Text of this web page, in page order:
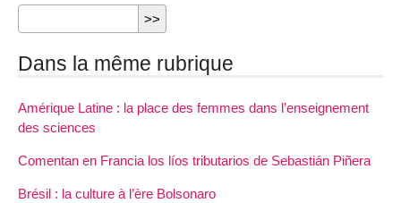
Dans la même rubrique
Amérique Latine : la place des femmes dans l’enseignement
des sciences
Comentan en Francia los líos tributarios de Sebastián Piñera
Brésil : la culture à l’ère Bolsonaro